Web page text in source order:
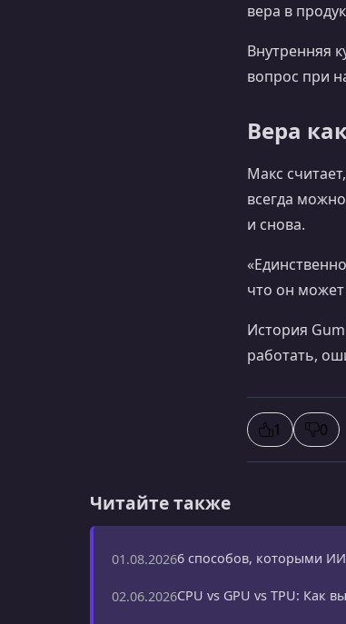
вера в
Внутренняя
вопрос при
Вера
Макс
всегда
и снова.
что он
История
работать,
1 0
Читайте также
01.08.20266 способов, которыми ИИ
02.06.2026CPU vs GPU vs TPU: Как